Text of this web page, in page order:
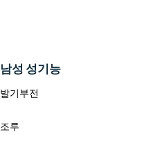
남성 성기능
발기부전
조루